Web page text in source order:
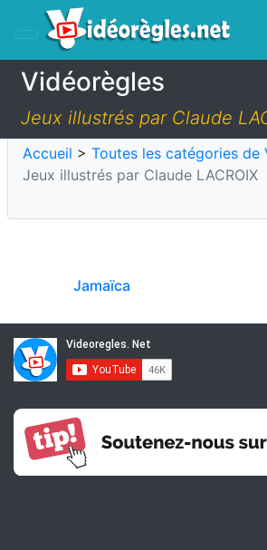
Vidéorègles
Jeux illustrés par Claude
Accueil > Toutes les catégories de
Jeux illustrés par Claude LACROIX
Jamaïca